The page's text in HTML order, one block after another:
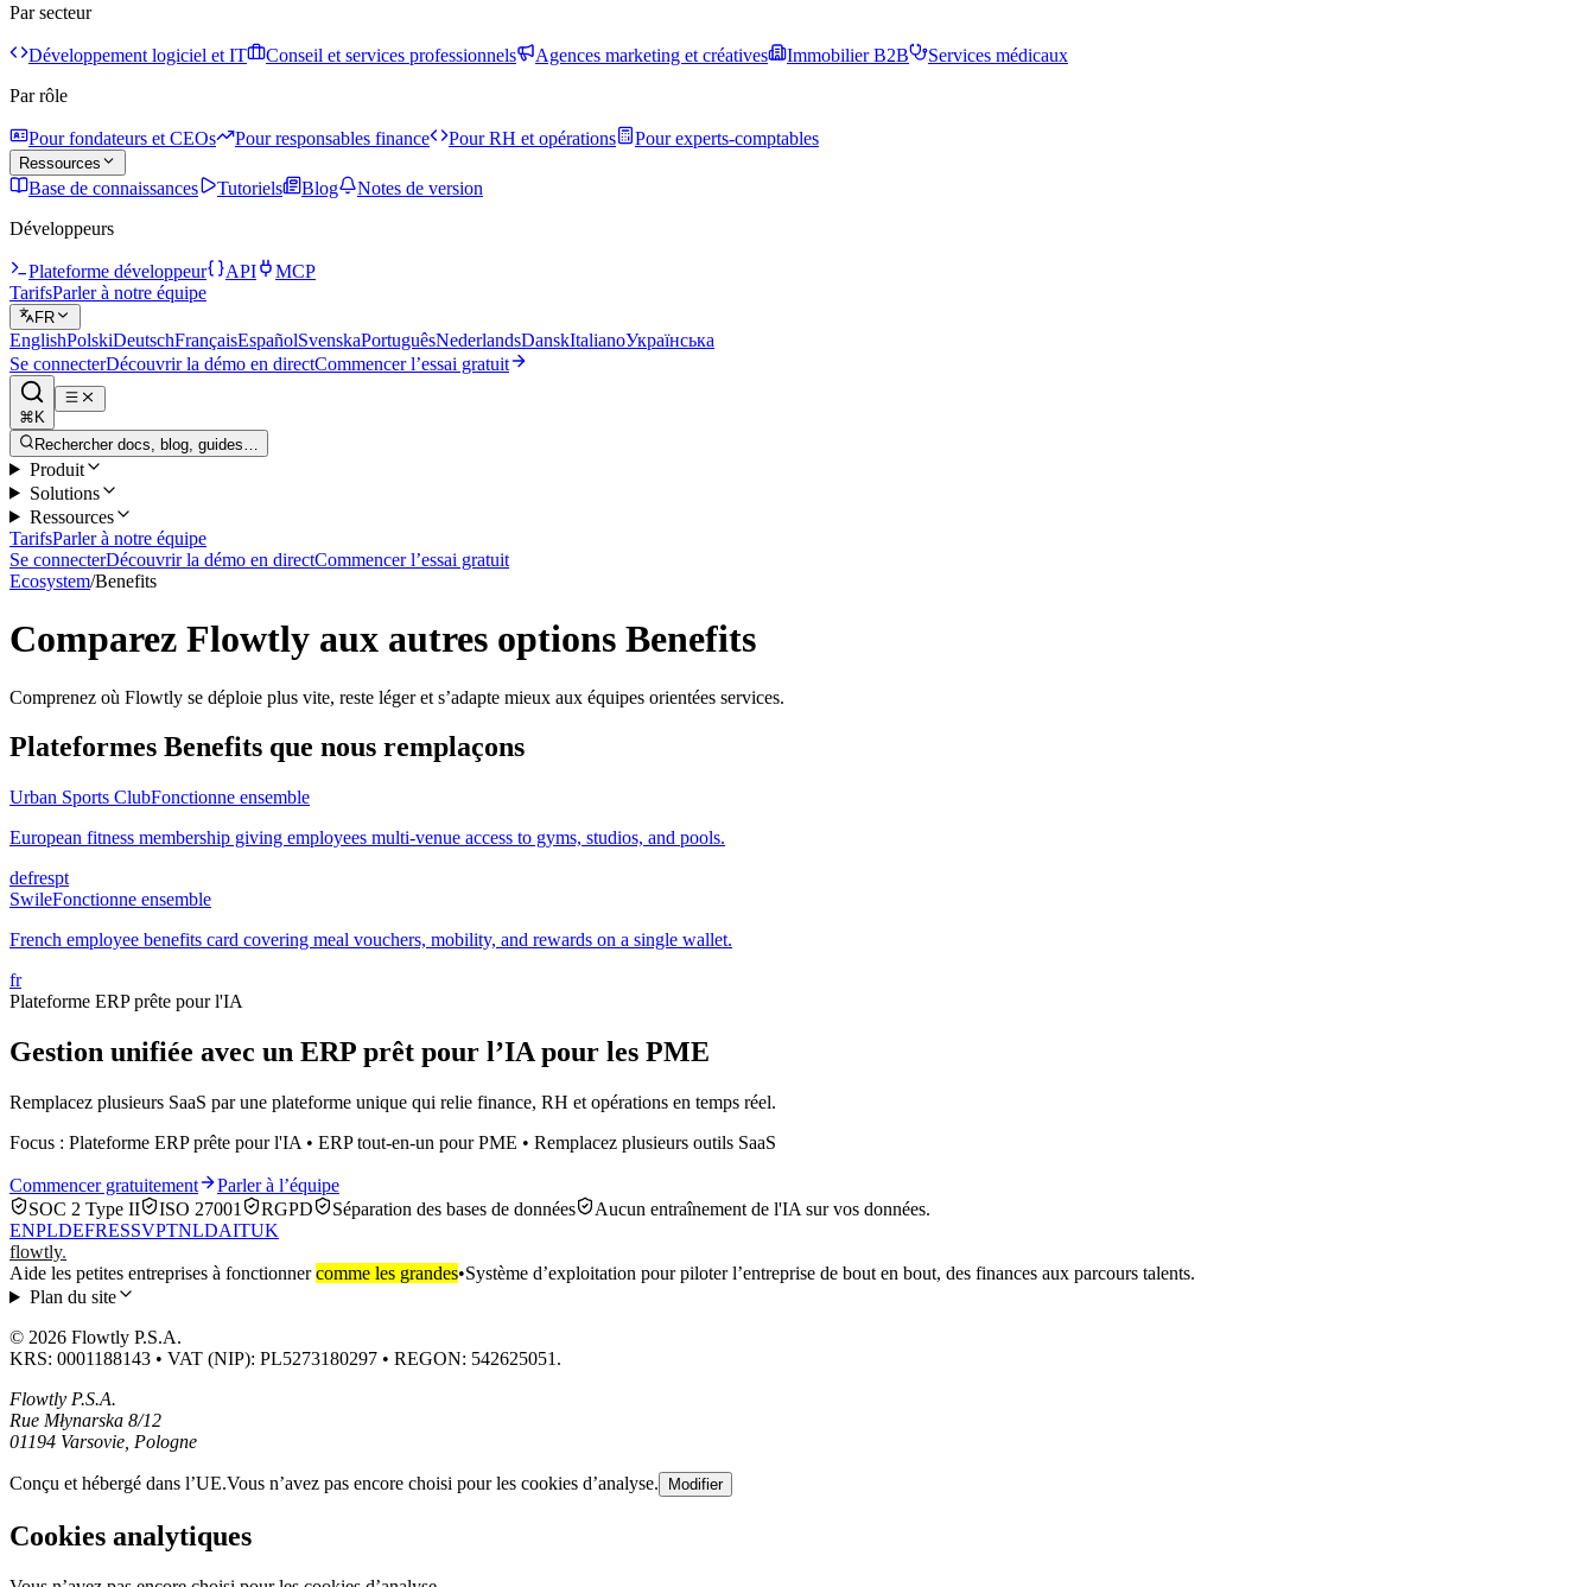
Par secteur
Développement logiciel et IT Conseil et services professionnels Agences marketing et créatives Immobilier B2B
Services médicaux
Par rôle
Pour fondateurs et CEOs Pour responsables finance Pour RH et opérations Pour experts-comptables
Ressources
Base de connaissances Tutoriels Blog
Notes de version
Développeurs
Plateforme développeur API
MCP
TarifsParler à notre équipe
FR
EnglishPolskiDeutschFrançaisEspañolSvenskaPortuguêsNederlandsDanskItalianoУкраїнська
Se connecterDécouvrir la démo en directCommencer l’essai gratuit
⌘K
Rechercher docs, blog, guides…
Produit
Solutions
Ressources
TarifsParler à notre équipe
Se connecterDécouvrir la démo en directCommencer l’essai gratuit
Ecosystem/Benefits
Comparez Flowtly aux autres options Benefits
Comprenez où Flowtly se déploie plus vite, reste léger et s’adapte mieux aux équipes orientées services.
Plateformes Benefits que nous remplaçons
Urban Sports ClubFonctionne ensemble
European fitness membership giving employees multi-venue access to gyms, studios, and pools.
defrespt
SwileFonctionne ensemble
French employee benefits card covering meal vouchers, mobility, and rewards on a single wallet.
fr
Plateforme ERP prête pour l'IA
Gestion unifiée avec un ERP prêt pour l’IA pour les PME
Remplacez plusieurs SaaS par une plateforme unique qui relie finance, RH et opérations en temps réel.
Focus : Plateforme ERP prête pour l'IA • ERP tout-en-un pour PME • Remplacez plusieurs outils SaaS
Commencer gratuitement
Parler à l’équipe
SOC 2 Type II
ISO 27001 RGPD Séparation des bases de données
Aucun entraînement de l'IA sur vos données.
ENPLDEFRESSVPTNLDAITUK
flowtly.
Aide les petites entreprises à fonctionnercomme les grandes•Système d’exploitation pour piloter l’entreprise de bout en bout, des finances aux parcours talents.
Plan du site
© 2026 Flowtly P.S.A.
KRS: 0001188143 • VAT (NIP): PL5273180297 • REGON: 542625051.
Flowtly P.S.A.
Rue Młynarska 8/12
01194 Varsovie, Pologne
Conçu et hébergé dans l’UE.Vous n’avez pas encore choisi pour les cookies d’analyse. Modifier
Cookies analytiques